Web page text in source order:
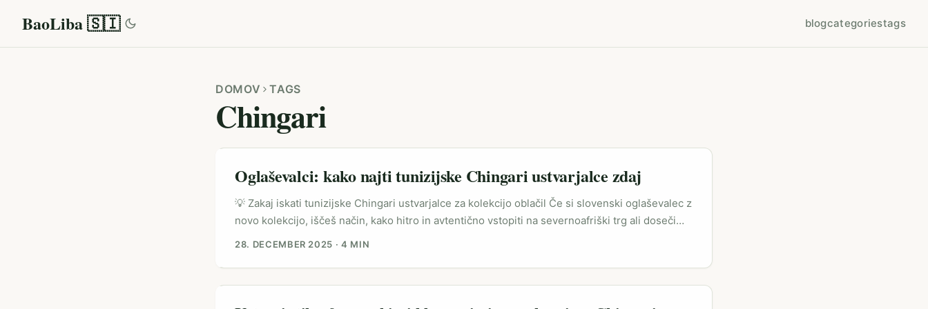
BaoLiba 🇸🇮 blogcategoriestags
DOMOV TAGS
Chingari
Oglaševalci: kako najti tunizijske Chingari ustvarjalce zdaj
💡 Zakaj iskati tunizijske Chingari ustvarjalce za kolekcijo oblačil Če si slovenski oglaševalec z
novo kolekcijo, iščeš način, kako hitro in avtentično vstopiti na severnoafriški trg ali doseči
diasporo — Tunizija na Chingari ponuja kombinacijo hitro rastočega lokalnega angažmaja in
estetiko in verodostojnost, kar pomaga pri prodaji oblačil brez vsiljenih narativov. ...
28. DECEMBER 2025 ·4 MIN